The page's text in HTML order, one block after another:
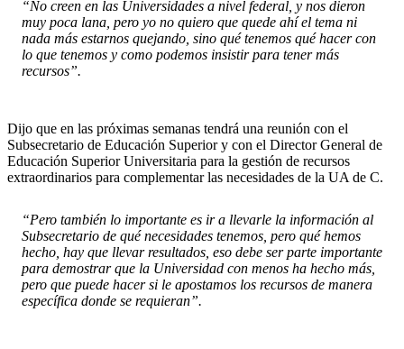
“No creen en las Universidades a nivel federal, y nos dieron
muy poca lana, pero yo no quiero que quede ahí el tema ni
nada más estarnos quejando, sino qué tenemos qué hacer con
lo que tenemos y como podemos insistir para tener más
recursos”.
Dijo que en las próximas semanas tendrá una reunión con el
Subsecretario de Educación Superior y con el Director General de
Educación Superior Universitaria para la gestión de recursos
extraordinarios para complementar las necesidades de la UA de C.
“Pero también lo importante es ir a llevarle la información al
Subsecretario de qué necesidades tenemos, pero qué hemos
hecho, hay que llevar resultados, eso debe ser parte importante
para demostrar que la Universidad con menos ha hecho más,
pero que puede hacer si le apostamos los recursos de manera
específica donde se requieran”.